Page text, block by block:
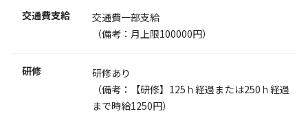
交通費支給
交通費一部支給
（備考：月上限100000円）
研修
研修あり
（備考：【研修】125ｈ経過または250ｈ経過
まで時給1250円）